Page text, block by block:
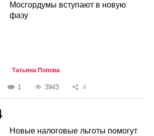
Мосгордумы вступают в новую
фазу
Татьяна Попова
1 3943 4
Новые налоговые льготы помогут